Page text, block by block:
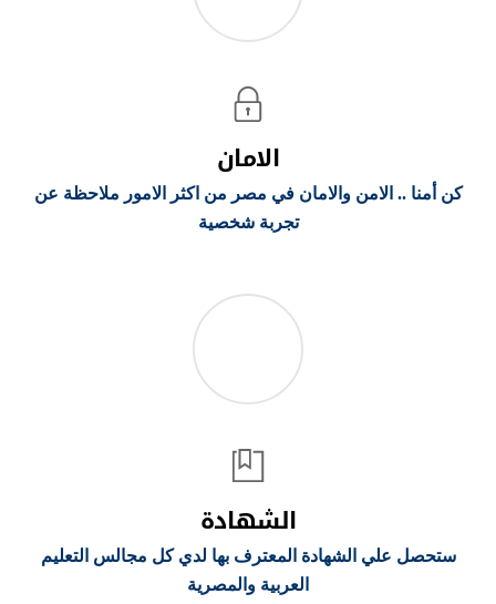
الامان
كن أمنا .. الامن والامان في مصر من اكثر الامور ملاحظة عن
تجربة شخصية
الشهادة
ستحصل علي الشهادة المعترف بها لدي كل مجالس التعليم
العربية والمصرية